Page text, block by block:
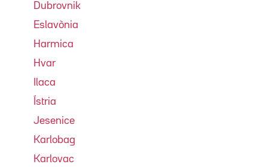
Dubrovnik
Eslavònia
Harmica
Hvar
Ilaca
Ístria
Jesenice
Karlobag
Karlovac